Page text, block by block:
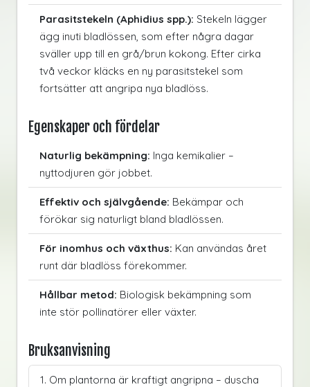
Parasitstekeln (Aphidius spp.): Stekeln lägger
ägg inuti bladlössen, som efter några dagar
sväller upp till en grå/brun kokong. Efter cirka
två veckor kläcks en ny parasitstekel som
fortsätter att angripa nya bladlöss.
Egenskaper och fördelar
Naturlig bekämpning: Inga kemikalier –
nyttodjuren gör jobbet.
Effektiv och självgående: Bekämpar och
förökar sig naturligt bland bladlössen.
För inomhus och växthus: Kan användas året
runt där bladlöss förekommer.
Hållbar metod: Biologisk bekämpning som
inte stör pollinatörer eller växter.
Bruksanvisning
Om plantorna är kraftigt angripna – duscha